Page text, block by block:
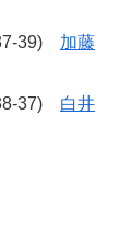
39) 加藤
37) 白井